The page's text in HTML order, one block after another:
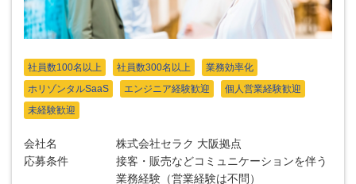
社員数100名以上 社員数300名以上
業務効率化
ホリゾンタルSaaS
エンジニア経験歓迎
個人営業経験歓迎
未経験歓迎
会社名
株式会社セラク 大阪拠点
応募条件
接客・販売などコミュニケーションを伴う
業務経験（営業経験は不問）